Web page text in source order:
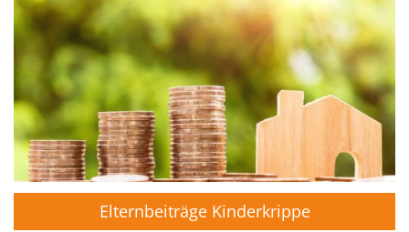
Elternbeiträge Kinderkrippe